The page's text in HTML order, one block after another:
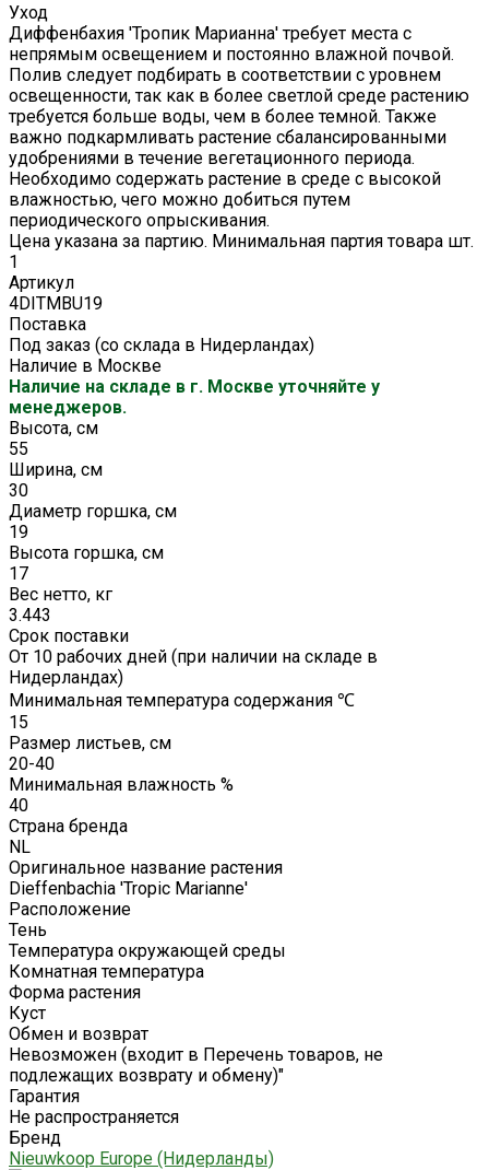
Уход
Диффенбахия 'Тропик Марианна' требует места с
непрямым освещением и постоянно влажной почвой.
Полив следует подбирать в соответствии с уровнем
освещенности, так как в более светлой среде растению
требуется больше воды, чем в более темной. Также
важно подкармливать растение сбалансированными
удобрениями в течение вегетационного периода.
Необходимо содержать растение в среде с высокой
влажностью, чего можно добиться путем
периодического опрыскивания.
Цена указана за партию. Минимальная партия товара шт.
1
Артикул
4DITMBU19
Поставка
Под заказ (со склада в Нидерландах)
Наличие в Москве
Наличие на складе в г. Москве уточняйте у
менеджеров.
Высота, см
55
Ширина, см
30
Диаметр горшка, см
19
Высота горшка, см
17
Вес нетто, кг
3.443
Срок поставки
От 10 рабочих дней (при наличии на складе в
Нидерландах)
Минимальная температура содержания ℃
15
Размер листьев, см
20-40
Минимальная влажность %
40
Страна бренда
NL
Оригинальное название растения
Dieffenbachia 'Tropic Marianne'
Расположение
Тень
Температура окружающей среды
Комнатная температура
Форма растения
Куст
Обмен и возврат
Невозможен (входит в Перечень товаров, не
подлежащих возврату и обмену)"
Гарантия
Не распространяется
Бренд
Nieuwkoop Europe (Нидерланды)